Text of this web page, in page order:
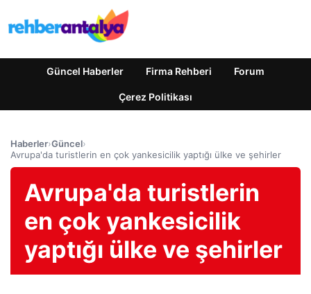
Güncel Haberler Firma Rehberi Forum
Çerez Politikası
Haberler›Güncel›
Avrupa'da turistlerin en çok yankesicilik yaptığı ülke ve şehirler
Avrupa'da turistlerin
en çok yankesicilik
yaptığı ülke ve şehirler